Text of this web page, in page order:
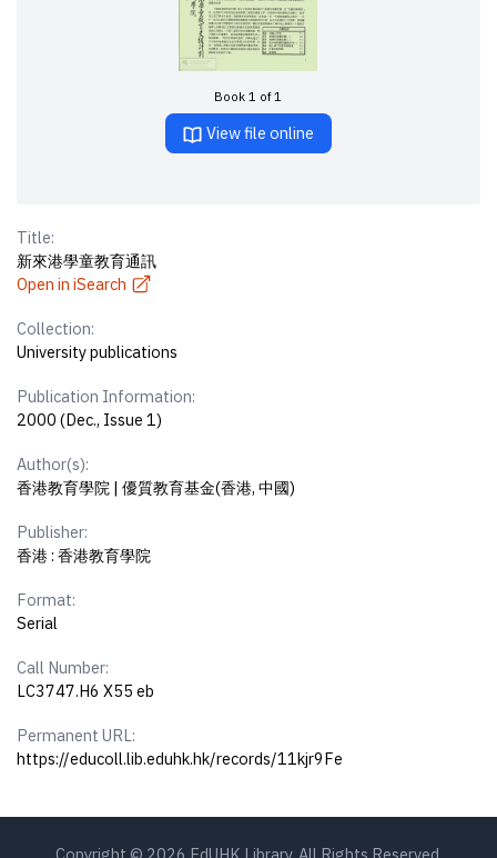
Book 1 of 1
View file online
Title:
新來港學童教育通訊
Open in iSearch
Collection:
University publications
Publication Information:
2000 (Dec., Issue 1)
Author(s):
香港教育學院 | 優質教育基金(香港, 中國)
Publisher:
香港 : 香港教育學院
Format:
Serial
Call Number:
LC3747.H6 X55 eb
Permanent URL:
https://educoll.lib.eduhk.hk/records/11kjr9Fe